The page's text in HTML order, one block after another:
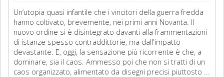
Un’utopia quasi infantile che i vincitori della guerra fredda
hanno coltivato, brevemente, nei primi anni Novanta. Il
nuovo ordine si è disintegrato davanti alla frammentazioni
di istanze spesso contraddittorie, ma dall'impatto
devastante. E, oggi, la sensazione più ricorrente è che, a
dominare, sia il caos. Ammesso poi che non si tratti di un
caos organizzato, alimentato da disegni precisi piuttosto ...